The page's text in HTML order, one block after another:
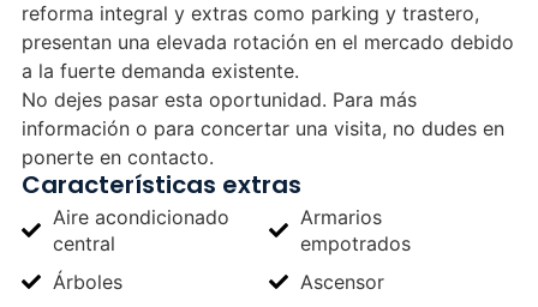
reforma integral y extras como parking y trastero,
presentan una elevada rotación en el mercado debido
a la fuerte demanda existente.
No dejes pasar esta oportunidad. Para más
información o para concertar una visita, no dudes en
ponerte en contacto.
Características extras
Aire acondicionado
central
Armarios
empotrados
Árboles
Ascensor